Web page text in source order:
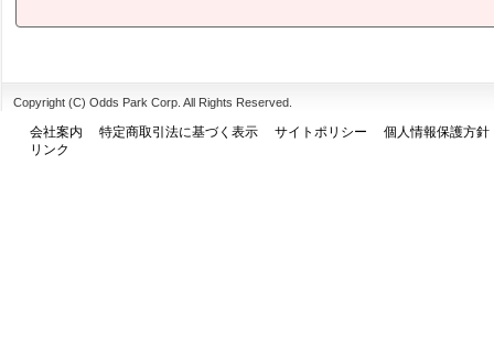
Copyright (C) Odds Park Corp. All Rights Reserved.
会社案内 特定商取引法に基づく表示 サイトポリシー
個人情報保護方針
リンク